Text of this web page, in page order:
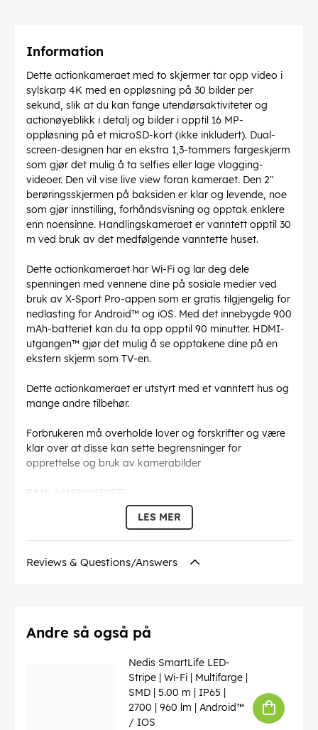
Information
Dette actionkameraet med to skjermer tar opp video i
sylskarp 4K med en oppløsning på 30 bilder per
sekund, slik at du kan fange utendørsaktiviteter og
actionøyeblikk i detalj og bilder i opptil 16 MP-
oppløsning på et microSD-kort (ikke inkludert). Dual-
screen-designen har en ekstra 1,3-tommers fargeskjerm
som gjør det mulig å ta selfies eller lage vlogging-
videoer. Den vil vise live view foran kameraet. Den 2"
berøringsskjermen på baksiden er klar og levende, noe
som gjør innstilling, forhåndsvisning og opptak enklere
enn noensinne. Handlingskameraet er vanntett opptil 30
m ved bruk av det medfølgende vanntette huset.
Dette actionkameraet har Wi-Fi og lar deg dele
spenningen med vennene dine på sosiale medier ved
bruk av X-Sport Pro-appen som er gratis tilgjengelig for
nedlasting for Android™ og iOS. Med det innebygde 900
mAh-batteriet kan du ta opp opptil 90 minutter. HDMI-
utgangen™ gjør det mulig å se opptakene dine på en
ekstern skjerm som TV-en.
Dette actionkameraet er utstyrt med et vanntett hus og
mange andre tilbehør.
Forbrukeren må overholde lover og forskrifter og være
klar over at disse kan sette begrensninger for
opprettelse og bruk av kamerabilder
5412810439577
EAN:
LES MER
Reviews & Questions/Answers
Andre så også på
Nedis SmartLife LED-
Stripe | Wi-Fi | Multifarge |
SMD | 5.00 m | IP65 |
2700 | 960 lm | Android™
/ IOS